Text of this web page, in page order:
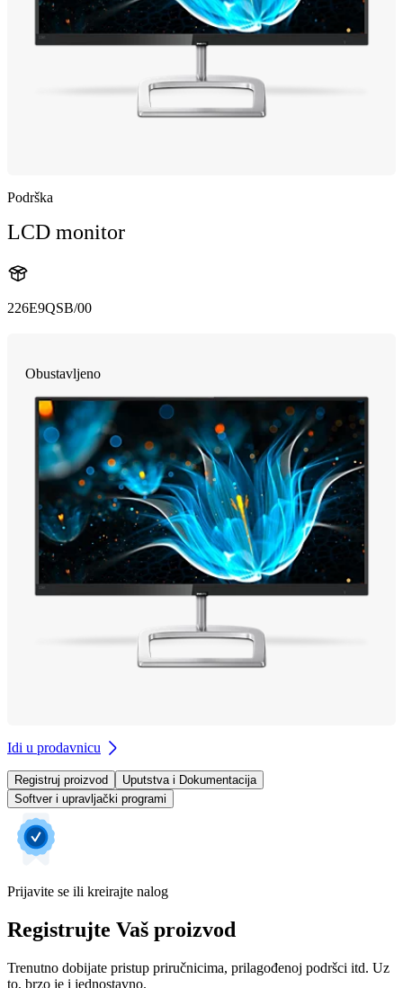
Podrška
LCD monitor
226E9QSB/00
Obustavljeno
Idi u prodavnicu
Registruj proizvod
Uputstva i Dokumentacija
Softver i upravljački programi
Prijavite se ili kreirajte nalog
Registrujte Vaš proizvod
Trenutno dobijate pristup priručnicima, prilagođenoj podršci itd. Uz
to, brzo je i jednostavno.